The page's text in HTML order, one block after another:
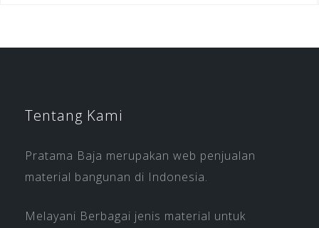
Tentang Kami
Pratama Baja merupakan web penjualan
material bangunan di Indonesia.
Melayani Berbagai jenis material untuk